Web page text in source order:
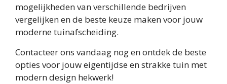
mogelijkheden van verschillende bedrijven
vergelijken en de beste keuze maken voor jouw
moderne tuinafscheiding.
Contacteer ons vandaag nog en ontdek de beste
opties voor jouw eigentijdse en strakke tuin met
modern design hekwerk!